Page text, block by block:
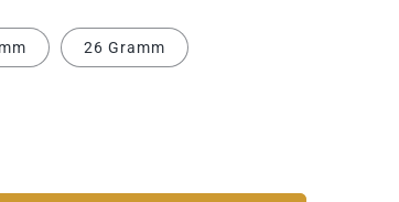
26 Gramm